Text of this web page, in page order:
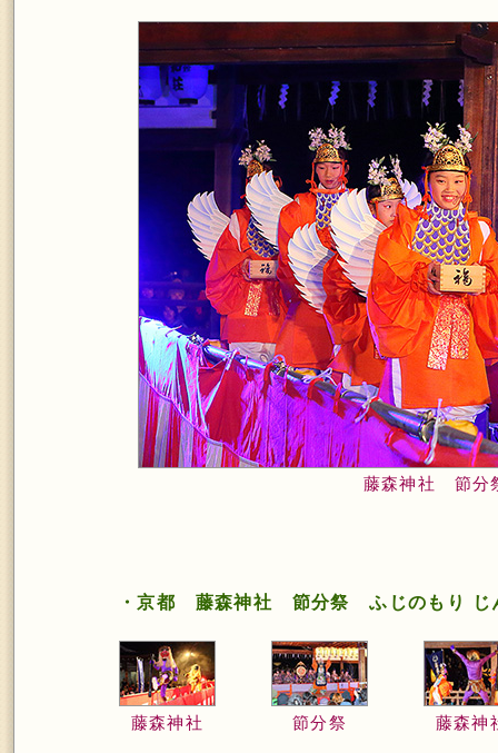
藤森神社 節分
・京都 藤森神社 節分祭 ふじのもり
藤森神社 節分祭 藤森神